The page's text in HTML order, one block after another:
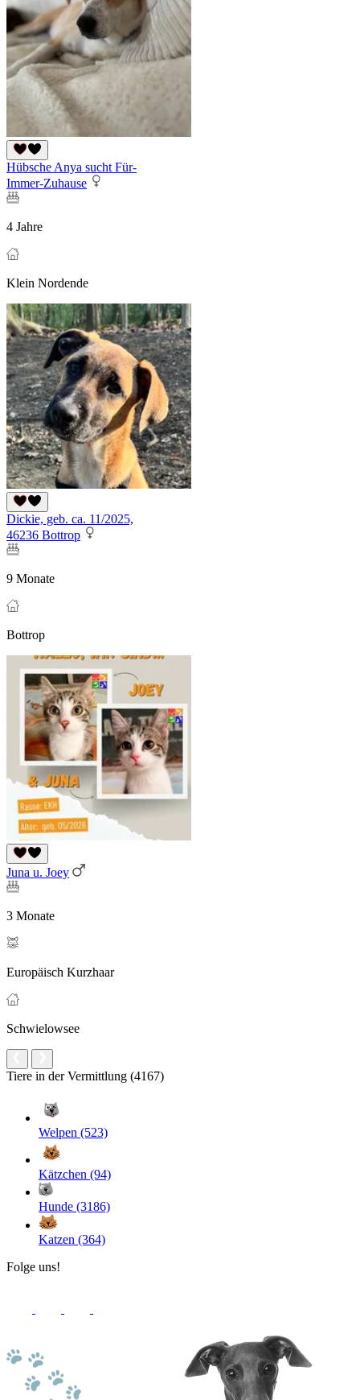
Hübsche Anya sucht Für-
Immer-Zuhause
4 Jahre
Klein Nordende
Dickie, geb. ca. 11/2025,
46236 Bottrop
9 Monate
Bottrop
Juna u. Joey
3 Monate
Europäisch Kurzhaar
Schwielowsee
Tiere in der Vermittlung (4167)
Welpen (523)
Kätzchen (94)
Hunde (3186)
Katzen (364)
Folge uns!